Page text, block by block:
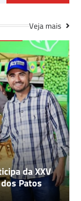
Veja mais
da XXV
Patos